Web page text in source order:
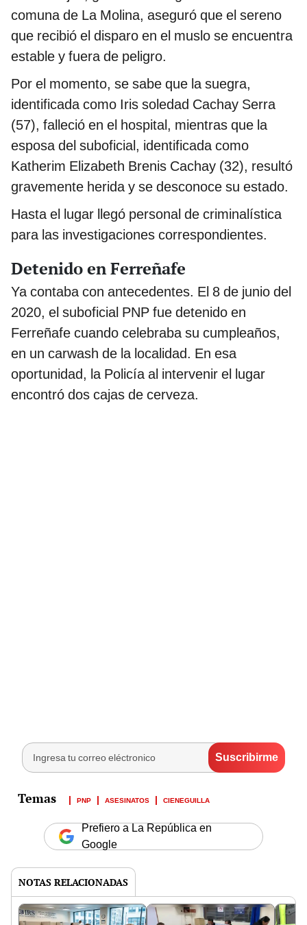
comuna de La Molina, aseguró que el sereno
que recibió el disparo en el muslo se encuentra
estable y fuera de peligro.
Por el momento, se sabe que la suegra,
identificada como Iris soledad Cachay Serra
(57), falleció en el hospital, mientras que la
esposa del suboficial, identificada como
Katherim Elizabeth Brenis Cachay (32), resultó
gravemente herida y se desconoce su estado.
Hasta el lugar llegó personal de criminalística
para las investigaciones correspondientes.
Detenido en Ferreñafe
Ya contaba con antecedentes. El 8 de junio del
2020, el suboficial PNP fue detenido en
Ferreñafe cuando celebraba su cumpleaños,
en un carwash de la localidad. En esa
oportunidad, la Policía al intervenir el lugar
encontró dos cajas de cerveza.
PNP ASESINATOS CIENEGUILLA
Prefiero a La República en
Google
NOTAS RELACIONADAS